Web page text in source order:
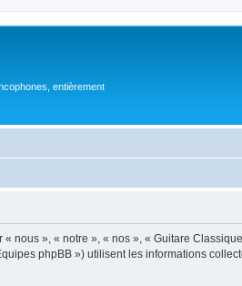
entièrement
», « notre », « nos », « Guitare
phpBB ») utilisent les informations